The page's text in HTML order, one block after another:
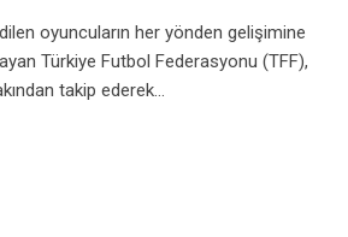
oyuncuların her yönden gelişimine
Türkiye Futbol Federasyonu (TFF),
takip ederek…